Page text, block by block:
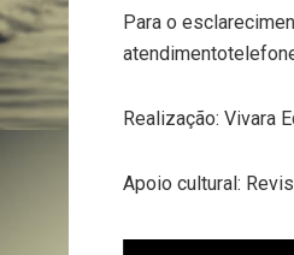
Para o
Realização: Vivara
Apoio cultural: